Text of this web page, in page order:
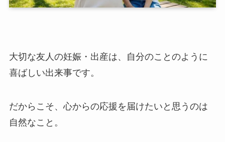
大切な友人の妊娠・出産は、自分のことのように
喜ばしい出来事です。
だからこそ、心からの応援を届けたいと思うのは
自然なこと。